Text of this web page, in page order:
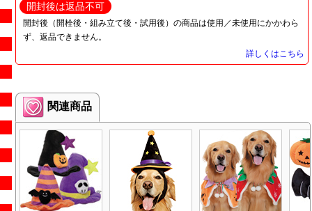
開封後は返品不可
開封後（開栓後・組み立て後・試用後）の商品は使用／未使用にかかわら
ず、返品できません。
詳しくはこちら
関連商品